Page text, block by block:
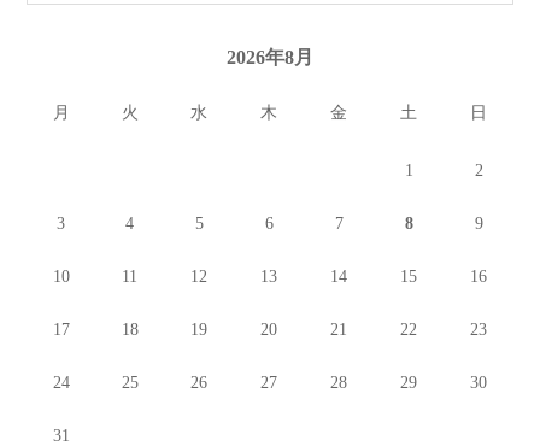
2026年8月
月 火 水 木 金 土 日
1 2
3 4 5 6 7 8 9
10 11 12 13 14 15 16
17 18 19 20 21 22 23
24 25 26 27 28 29 30
31